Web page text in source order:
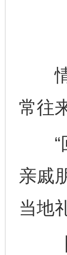
情
常往
“回
亲戚
当地
【